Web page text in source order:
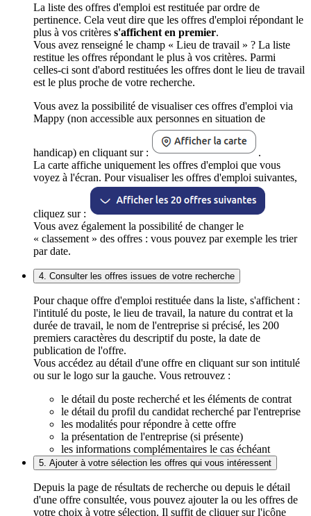
La liste des offres d'emploi est restituée par ordre de
pertinence. Cela veut dire que les offres d'emploi répondant le
plus à vos critères s'affichent en premier.
Vous avez renseigné le champ « Lieu de travail » ? La liste
restitue les offres répondant le plus à vos critères. Parmi
celles-ci sont d'abord restituées les offres dont le lieu de travail
est le plus proche de votre recherche.
Vous avez la possibilité de visualiser ces offres d'emploi via
Mappy (non accessible aux personnes en situation de
handicap) en cliquant sur :
.
La carte affiche uniquement les offres d'emploi que vous
voyez à l'écran. Pour visualiser les offres d'emploi suivantes,
cliquez sur :
Vous avez également la possibilité de changer le
« classement » des offres : vous pouvez par exemple les trier
par date.
4. Consulter les offres issues de votre recherche
Pour chaque offre d'emploi restituée dans la liste, s'affichent :
l'intitulé du poste, le lieu de travail, la nature du contrat et la
durée de travail, le nom de l'entreprise si précisé, les 200
premiers caractères du descriptif du poste, la date de
publication de l'offre.
Vous accédez au détail d'une offre en cliquant sur son intitulé
ou sur le logo sur la gauche. Vous retrouvez :
le détail du poste recherché et les éléments de contrat
le détail du profil du candidat recherché par l'entreprise
les modalités pour répondre à cette offre
la présentation de l'entreprise (si présente)
les informations complémentaires le cas échéant
5. Ajouter à votre sélection les offres qui vous intéressent
Depuis la page de résultats de recherche ou depuis le détail
d'une offre consultée, vous pouvez ajouter la ou les offres de
votre choix à votre sélection. Il suffit de cliquer sur l'icône